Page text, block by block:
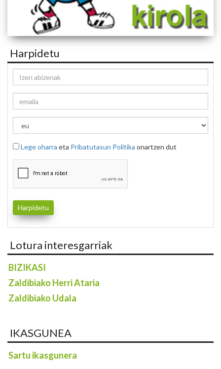
Harpidetu
Lege oharra eta Pribatutasun Politika onartzen dut
Lotura interesgarriak
BIZIKASI
Zaldibiako Herri Ataria
Zaldibiako Udala
IKASGUNEA
Sartu ikasgunera